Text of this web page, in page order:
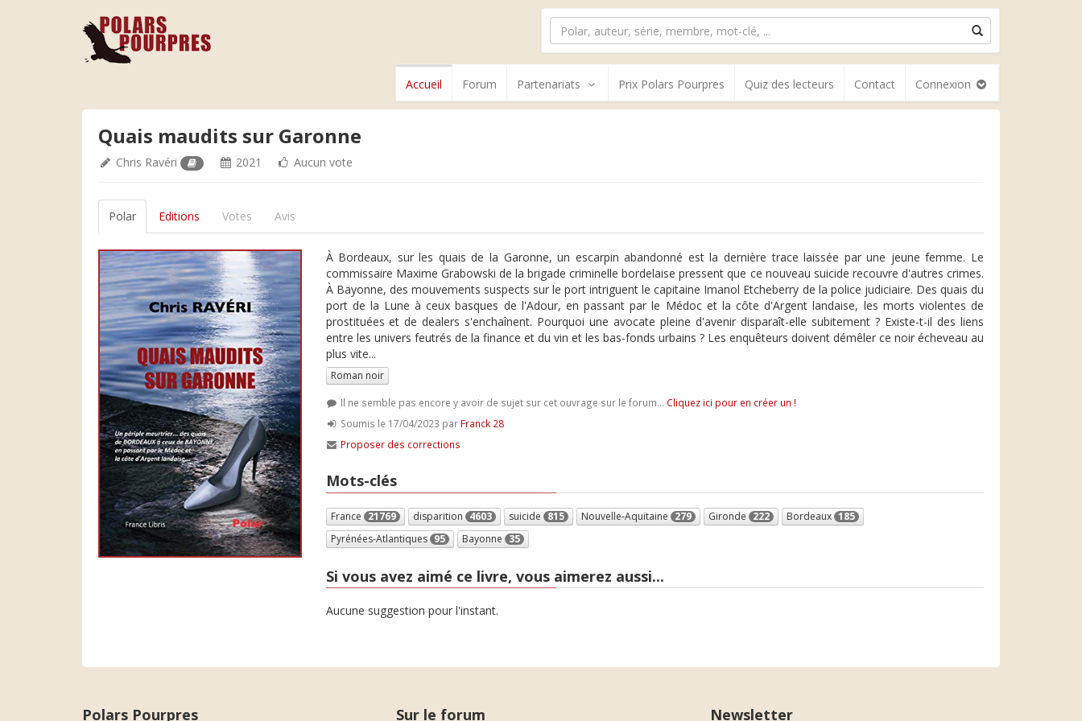
Accueil Forum Partenariats Prix Polars Pourpres Quiz des lecteurs Contact Connexion
Quais maudits sur Garonne
Chris Ravéri 2021 Aucun vote
Polar Editions Votes Avis
À Bordeaux, sur les quais de la Garonne, un escarpin abandonné est la dernière trace laissée par une jeune femme. Le
commissaire Maxime Grabowski de la brigade criminelle bordelaise pressent que ce nouveau suicide recouvre d'autres crimes.
À Bayonne, des mouvements suspects sur le port intriguent le capitaine Imanol Etcheberry de la police judiciaire. Des quais du
port de la Lune à ceux basques de l'Adour, en passant par le Médoc et la côte d'Argent landaise, les morts violentes de
prostituées et de dealers s'enchaînent. Pourquoi une avocate pleine d'avenir disparaît-elle subitement ? Existe-t-il des liens
entre les univers feutrés de la finance et du vin et les bas-fonds urbains ? Les enquêteurs doivent démêler ce noir écheveau au
plus vite...
Roman noir
Il ne semble pas encore y avoir de sujet sur cet ouvrage sur le forum... Cliquez ici pour en créer un !
Soumis le 17/04/2023 par Franck 28
Proposer des corrections
Mots-clés
France 21769 disparition 4603 suicide 815 Nouvelle-Aquitaine 279 Gironde 222 Bordeaux 185
Pyrénées-Atlantiques 95 Bayonne 35
Si vous avez aimé ce livre, vous aimerez aussi...
Aucune suggestion pour l'instant.
Polars Pourpres Sur le forum Newsletter